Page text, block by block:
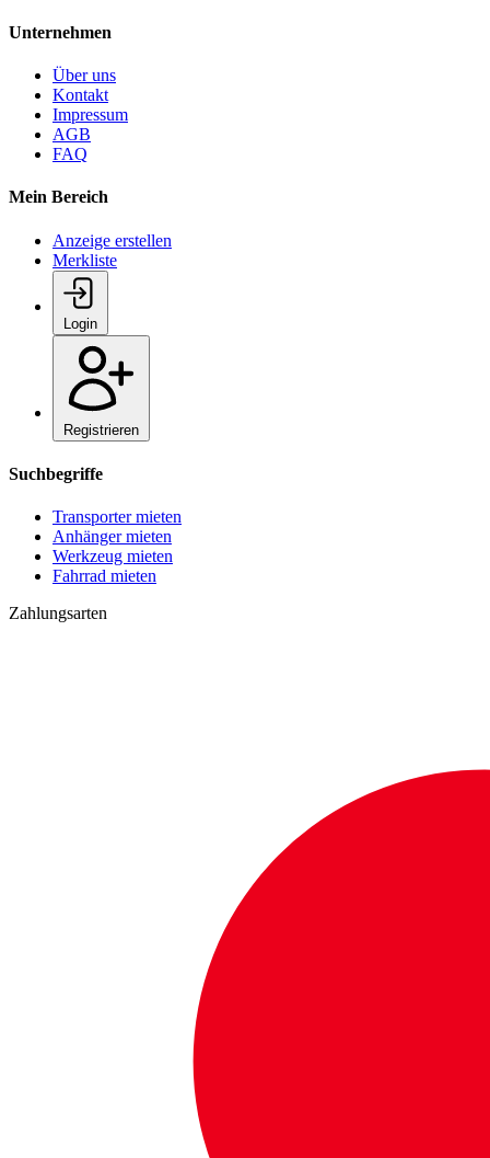
Unternehmen
Über uns
Kontakt
Impressum
AGB
FAQ
Mein Bereich
Anzeige erstellen
Merkliste
Login
Registrieren
Suchbegriffe
Transporter mieten
Anhänger mieten
Werkzeug mieten
Fahrrad mieten
Zahlungsarten